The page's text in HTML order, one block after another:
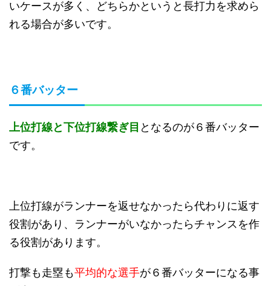
いケースが多く、どちらかというと長打力を求めら
れる場合が多いです。
６番バッター
上位打線と下位打線繋ぎ目 となるのが６番バッター
です。
上位打線がランナーを返せなかったら代わりに返す
役割があり、ランナーがいなかったらチャンスを作
る役割があります。
打撃も走塁も平均的な選手が６番バッターになる事